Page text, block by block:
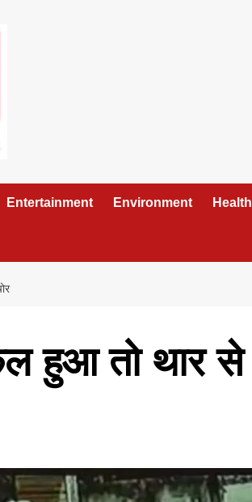
Entertainment Environment Health
हुआ तो थार से